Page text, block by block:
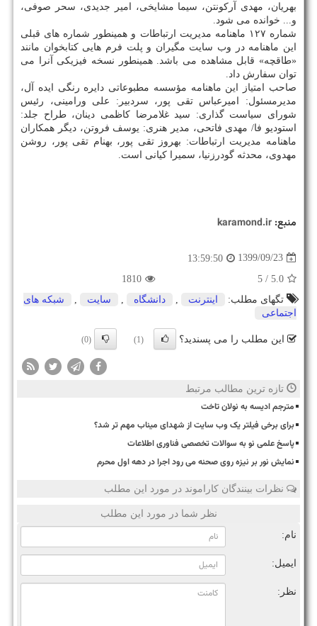
بهریان، مهدی آرکونتن، سیما مشایخی، امیر جدیدی، سحر صوفی،
و... خوانده می شود.
شماره ۱۲۷ ماهنامه مدیریت ارتباطات و همینطور شماره های قبلی
این ماهنامه در وب سایت مگیران و پلت فرم هایی کتابخوان مانند
«طاقچه» قابل مشاهده می باشد. همینطور نسخه فیزیکی آنرا می
توان سفارش داد.
صاحب امتیاز این ماهنامه مؤسسه مطبوعاتی دایره رنگی ایده آل،
مدیرمسئول: امیرعباس تقی پور، ️سردبیر: علی ورامینی، رئیس
شورای سیاست گذاری: سید غلامرضا کاظمی دینان، طراح جلد:
استودیو فا/ مهدی فاتحی، مدیر هنری: یوسف فروتن، دیگر همکاران
ماهنامه مدیریت ارتباطات: بهروز تقی پور، بهنام تقی پور، روشن
مهدوی، محدثه گودرزنیا، سمیرا کیانی است.
منبع: karamond.ir
1399/09/23
13:59:50
5.0
/ 5
1810
تگهای مطلب:
اینترنت , دانشگاه , سایت ,
شبكه های
اجتماعی
این مطلب را می پسندید؟ (1)
(0)
تازه ترین مطالب مرتبط
مترجم ادیسه به نولان تاخت
برای برخی فیلتر یک وب سایت از شهدای میناب مهم تر شد؟
پاسخ علمی نو به سوالات تخصصی فناوری اطلاعات
نمایش نور بر نیزه روی صحنه می رود اجرا در دهه اول محرم
نظرات بینندگان کاراموند در مورد این مطلب
نظر شما در مورد این مطلب
نام:
ایمیل:
نظر: